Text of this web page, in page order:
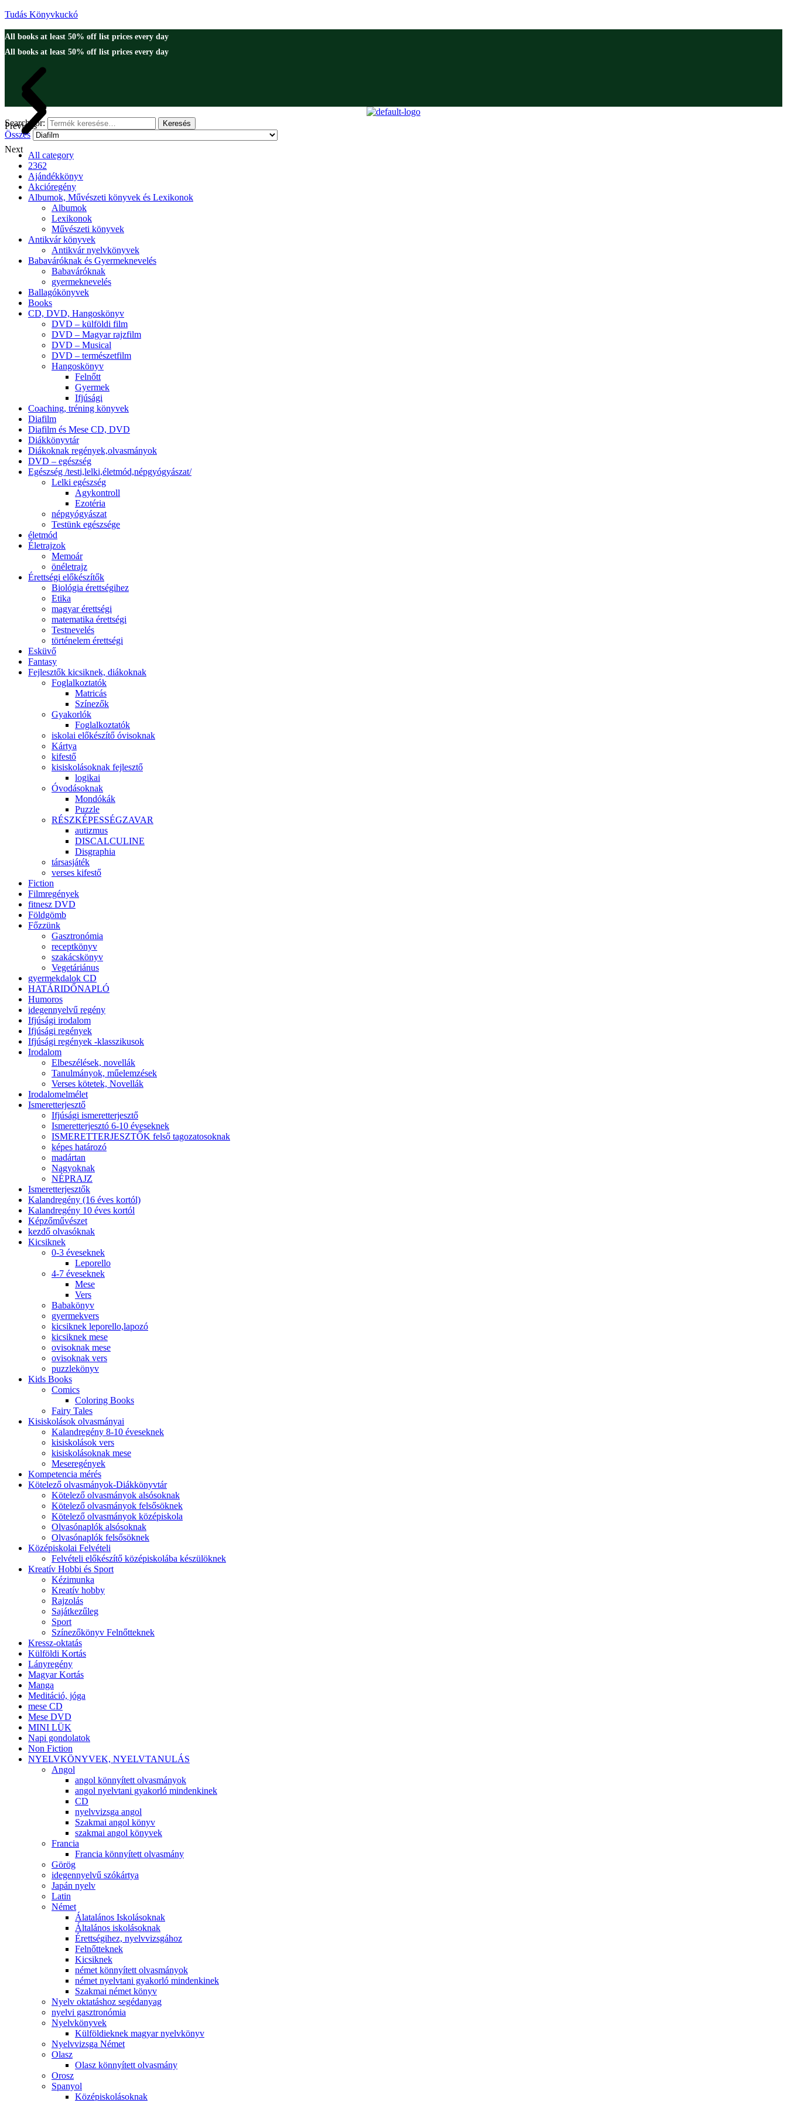
Tudás Könyvkuckó
All books at least 50% off list prices every day
All books at least 50% off list prices every day
Previous
Next
Search for: Keresés
Összes
All category
2362
Ajándékkönyv
Akcióregény
Albumok, Művészeti könyvek és Lexikonok
Albumok
Lexikonok
Művészeti könyvek
Antikvár könyvek
Antikvár nyelvkönyvek
Babaváróknak és Gyermeknevelés
Babaváróknak
gyermeknevelés
Ballagókönyvek
Books
CD, DVD, Hangoskönyv
DVD – külföldi film
DVD – Magyar rajzfilm
DVD – Musical
DVD – természetfilm
Hangoskönyv
Felnőtt
Gyermek
Ifjúsági
Coaching, tréning könyvek
Diafilm
Diafilm és Mese CD, DVD
Diákkönyvtár
Diákoknak regények,olvasmányok
DVD – egészség
Egészség /testi,lelki,életmód,népgyógyászat/
Lelki egészség
Agykontroll
Ezotéria
népgyógyászat
Testünk egészsége
életmód
Életrajzok
Memoár
önéletrajz
Érettségi előkészítők
Biológia érettségihez
Etika
magyar érettségi
matematika érettségi
Testnevelés
történelem érettségi
Esküvő
Fantasy
Fejlesztők kicsiknek, diákoknak
Foglalkoztatók
Matricás
Színezők
Gyakorlók
Foglalkoztatók
iskolai előkészítő óvisoknak
Kártya
kifestő
kisiskolásoknak fejlesztő
logikai
Óvodásoknak
Mondókák
Puzzle
RÉSZKÉPESSÉGZAVAR
autizmus
DISCALCULINE
Disgraphia
társasjáték
verses kifestő
Fiction
Filmregények
fitnesz DVD
Földgömb
Főzzünk
Gasztronómia
receptkönyv
szakácskönyv
Vegetáriánus
gyermekdalok CD
HATÁRIDŐNAPLÓ
Humoros
idegennyelvű regény
Ifjúsági irodalom
Ifjúsági regények
Ifjúsági regények -klasszikusok
Irodalom
Elbeszélések, novellák
Tanulmányok, műelemzések
Verses kötetek, Novellák
Irodalomelmélet
Ismeretterjesztő
Ifjúsági ismeretterjesztő
Ismeretterjesztó 6-10 éveseknek
ISMERETTERJESZTŐK felső tagozatosoknak
képes határozó
madártan
Nagyoknak
NÉPRAJZ
Ismeretterjesztők
Kalandregény (16 éves kortól)
Kalandregény 10 éves kortól
Képzőművészet
kezdő olvasóknak
Kicsiknek
0-3 éveseknek
Leporello
4-7 éveseknek
Mese
Vers
Babakönyv
gyermekvers
kicsiknek leporello,lapozó
kicsiknek mese
ovisoknak mese
ovisoknak vers
puzzlekönyv
Kids Books
Comics
Coloring Books
Fairy Tales
Kisiskolások olvasmányai
Kalandregény 8-10 éveseknek
kisiskolások vers
kisiskolásoknak mese
Meseregények
Kompetencia mérés
Kötelező olvasmányok-Diákkönyvtár
Kötelező olvasmányok alsósoknak
Kötelező olvasmányok felsősöknek
Kötelező olvasmányok középiskola
Olvasónaplók alsósoknak
Olvasónaplók felsősöknek
Középiskolai Felvételi
Felvételi előkészítő középiskolába készülöknek
Kreatív Hobbi és Sport
Kézimunka
Kreatív hobby
Rajzolás
Sajátkezűleg
Sport
Színezőkönyv Felnőtteknek
Kressz-oktatás
Külföldi Kortás
Lányregény
Magyar Kortás
Manga
Meditáció, jóga
mese CD
Mese DVD
MINI LÜK
Napi gondolatok
Non Fiction
NYELVKÖNYVEK, NYELVTANULÁS
Angol
angol könnyített olvasmányok
angol nyelvtani gyakorló mindenkinek
CD
nyelvvizsga angol
Szakmai angol könyv
szakmai angol könyvek
Francia
Francia könnyített olvasmány
Görög
idegennyelvű szókártya
Japán nyelv
Latin
Német
Álatalános Iskolásoknak
Általános iskolásoknak
Érettségihez, nyelvvizsgához
Felnőtteknek
Kicsiknek
német könnyített olvasmányok
német nyelvtani gyakorló mindenkinek
Szakmai német könyv
Nyelv oktatáshoz segédanyag
nyelvi gasztronómia
Nyelvkönyvek
Külföldieknek magyar nyelvkönyv
Nyelvvizsga Német
Olasz
Olasz könnyített olvasmány
Orosz
Spanyol
Középiskolásoknak